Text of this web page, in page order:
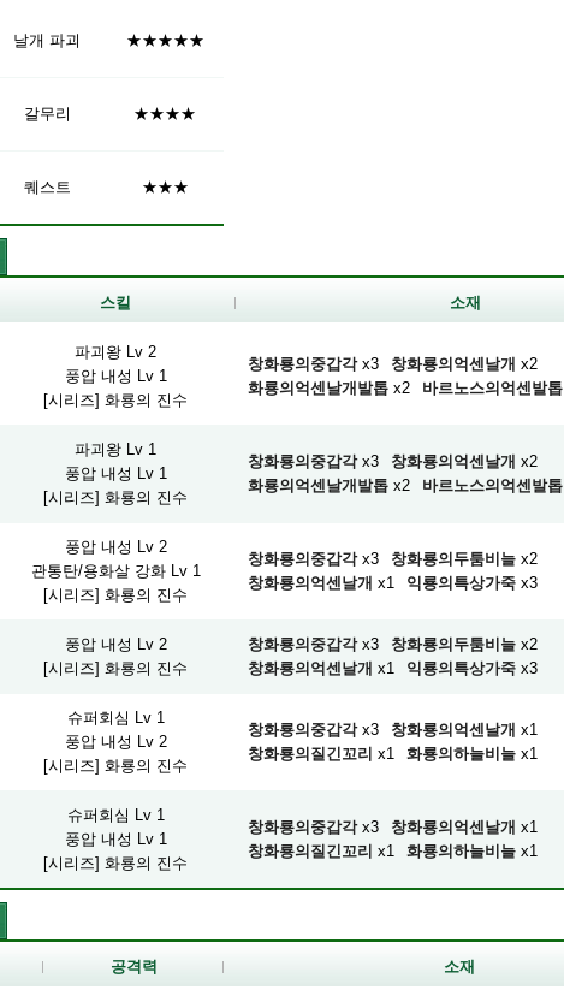
날개 파괴 ★★★★★
갈무리 ★★★★
퀘스트 ★★★
스킬 소재
파괴왕 Lv 2
풍압 내성 Lv 1
[시리즈] 화룡의 진수
창화룡의중갑각x3 창화룡의억센날개 x2
화룡의억센날개발톱 x2 바르노스의억센발톱
파괴왕 Lv 1
풍압 내성 Lv 1
[시리즈] 화룡의 진수
창화룡의중갑각x3 창화룡의억센날개 x2
화룡의억센날개발톱 x2 바르노스의억센발톱
풍압 내성 Lv 2
관통탄/용화살 강화 Lv 1
[시리즈] 화룡의 진수
창화룡의중갑각x3 창화룡의두툼비늘 x2
창화룡의억센날개 x1 익룡의특상가죽 x3
풍압 내성 Lv 2
[시리즈] 화룡의 진수
창화룡의중갑각x3 창화룡의두툼비늘 x2
창화룡의억센날개 x1 익룡의특상가죽 x3
슈퍼회심 Lv 1
풍압 내성 Lv 2
[시리즈] 화룡의 진수
창화룡의중갑각x3 창화룡의억센날개 x1
창화룡의질긴꼬리 x1 화룡의하늘비늘 x1
슈퍼회심 Lv 1
풍압 내성 Lv 1
[시리즈] 화룡의 진수
창화룡의중갑각x3 창화룡의억센날개 x1
창화룡의질긴꼬리 x1 화룡의하늘비늘 x1
공격력 소재